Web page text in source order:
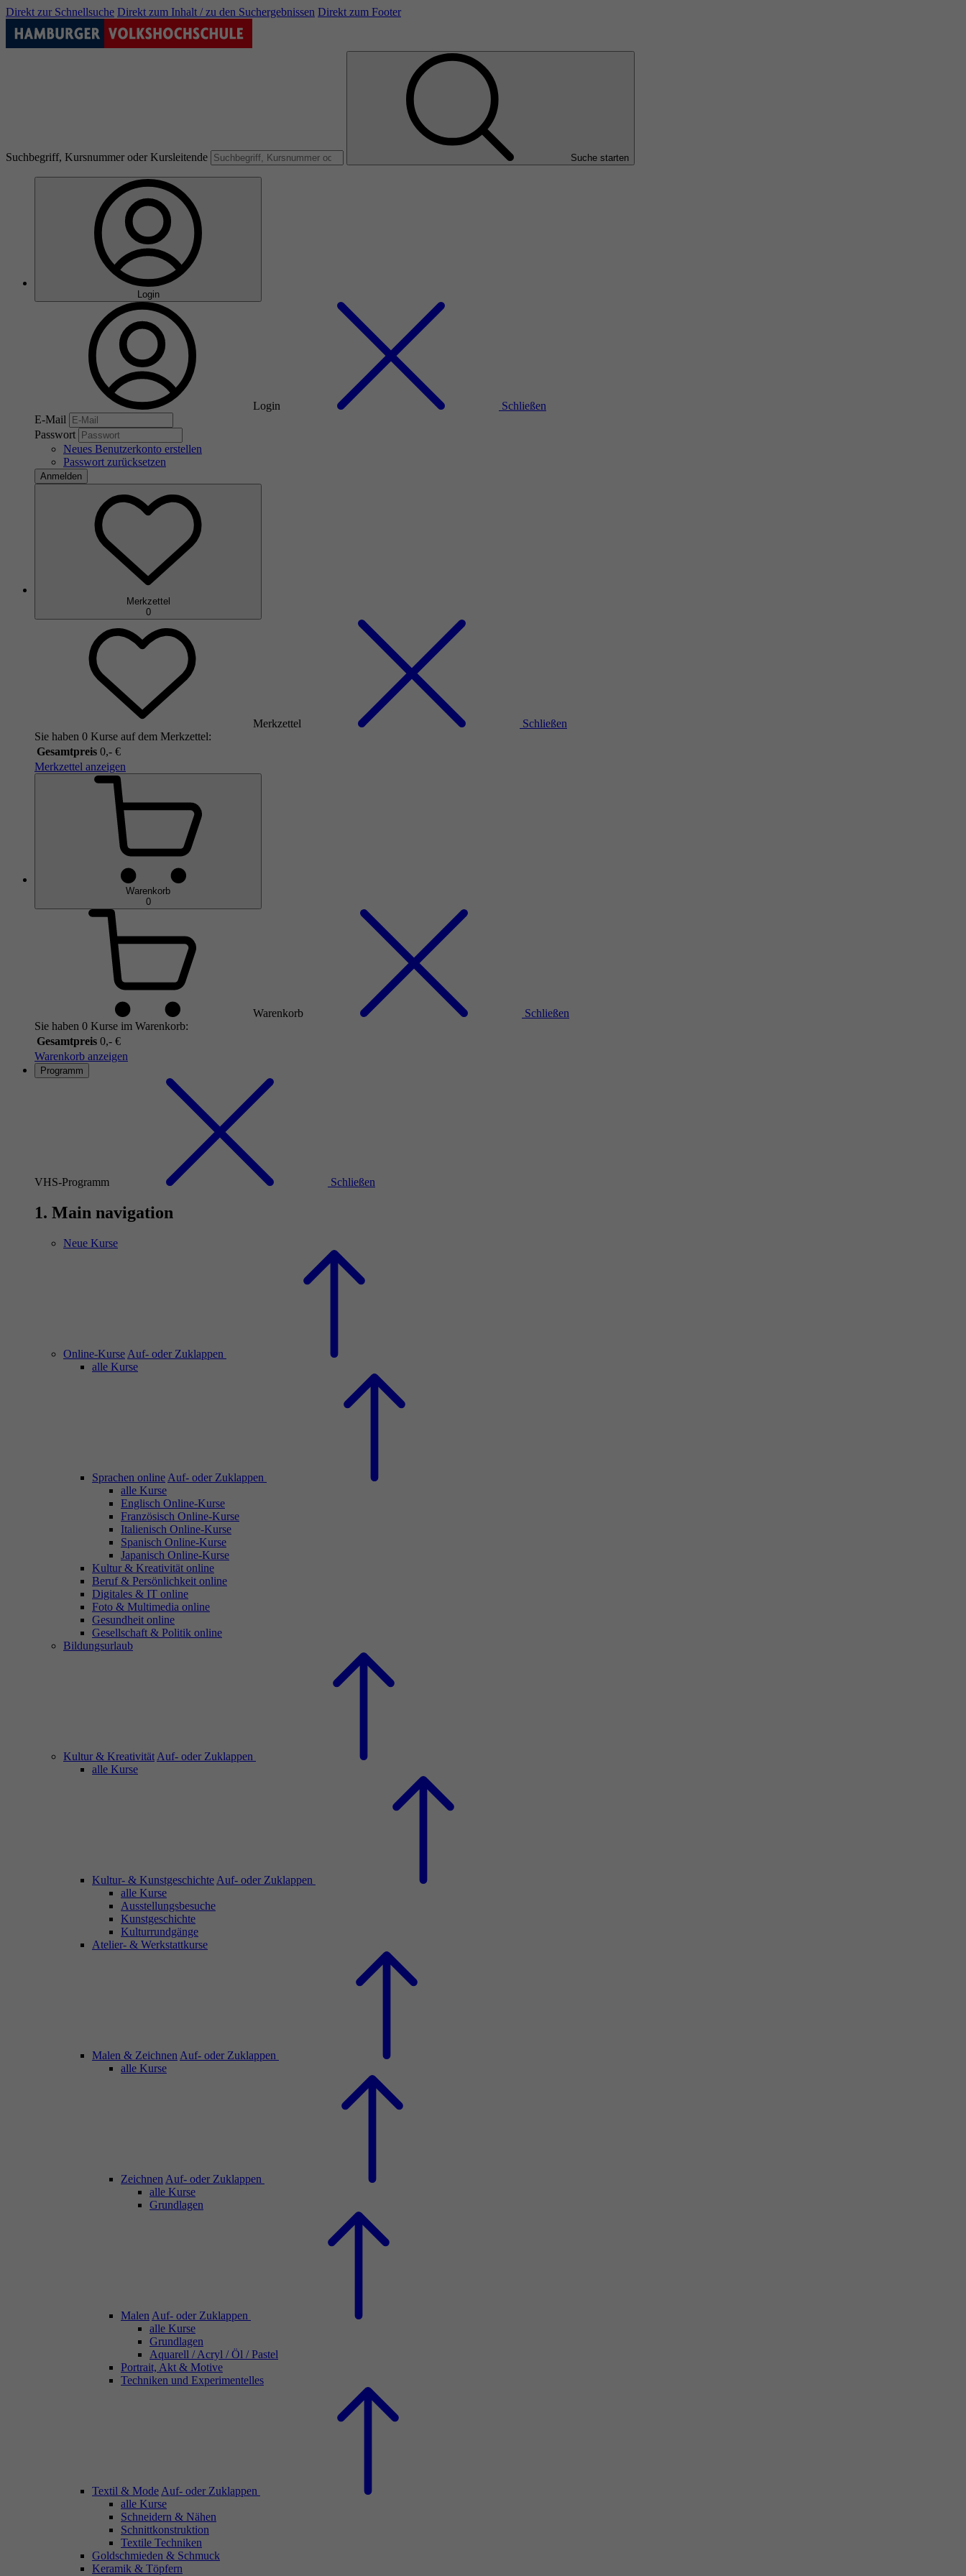
Direkt zur Schnellsuche Direkt zum Inhalt / zu den Suchergebnissen Direkt zum Footer
Suchbegriff, Kursnummer oder Kursleitende Suche starten
Login
Login
Schließen
E-Mail
Passwort
Neues Benutzerkonto erstellen
Passwort zurücksetzen
Anmelden
Merkzettel
0
Merkzettel
Schließen
Sie haben 0 Kurse auf dem Merkzettel:
Gesamtpreis 0,- €
Merkzettel anzeigen
Warenkorb
0
Warenkorb
Schließen
Sie haben 0 Kurse im Warenkorb:
Gesamtpreis 0,- €
Warenkorb anzeigen
Programm
VHS-Programm Schließen
1. Main navigation
Neue Kurse
Online-Kurse Auf- oder Zuklappen
alle Kurse
Sprachen online Auf- oder Zuklappen
alle Kurse
Englisch Online-Kurse
Französisch Online-Kurse
Italienisch Online-Kurse
Spanisch Online-Kurse
Japanisch Online-Kurse
Kultur & Kreativität online
Beruf & Persönlichkeit online
Digitales & IT online
Foto & Multimedia online
Gesundheit online
Gesellschaft & Politik online
Bildungsurlaub
Kultur & Kreativität Auf- oder Zuklappen
alle Kurse
Kultur- & Kunstgeschichte Auf- oder Zuklappen
alle Kurse
Ausstellungsbesuche
Kunstgeschichte
Kulturrundgänge
Atelier- & Werkstattkurse
Malen & Zeichnen Auf- oder Zuklappen
alle Kurse
Zeichnen Auf- oder Zuklappen
alle Kurse
Grundlagen
Malen Auf- oder Zuklappen
alle Kurse
Grundlagen
Aquarell / Acryl / Öl / Pastel
Portrait, Akt & Motive
Techniken und Experimentelles
Textil & Mode Auf- oder Zuklappen
alle Kurse
Schneidern & Nähen
Schnittkonstruktion
Textile Techniken
Goldschmieden & Schmuck
Keramik & Töpfern